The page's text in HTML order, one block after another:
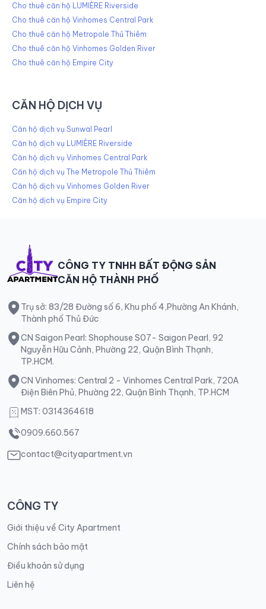
Cho thuê căn hộ LUMIÈRE Riverside
Cho thuê căn hộ Vinhomes Central Park
Cho thuê căn hộ Metropole Thủ Thiêm
Cho thuê căn hộ Vinhomes Golden River
Cho thuê căn hộ Empire City
CĂN HỘ DỊCH VỤ
Căn hộ dịch vụ Sunwal Pearl
Căn hộ dịch vụ LUMIÈRE Riverside
Căn hộ dịch vụ Vinhomes Central Park
Căn hộ dịch vụ The Metropole Thủ Thiêm
Căn hộ dịch vụ Vinhomes Golden River
Căn hộ dịch vụ Empire City
CÔNG TY TNHH BẤT ĐỘNG SẢN
CĂN HỘ THÀNH PHỐ
Trụ sở: 83/28 Đường số 6, Khu phố 4,Phường An Khánh,
Thành phố Thủ Đức
CN Saigon Pearl: Shophouse S07- Saigon Pearl, 92
Nguyễn Hữu Cảnh, Phường 22, Quận Bình Thạnh,
TP.HCM.
CN Vinhomes: Central 2 - Vinhomes Central Park, 720A
Điện Biên Phủ, Phường 22, Quận Bình Thạnh, TP.HCM
MST: 0314364618
0909.660.567
contact@cityapartment.vn
CÔNG TY
Giới thiệu về City Apartment
Chính sách bảo mật
Điều khoản sử dụng
Liên hệ